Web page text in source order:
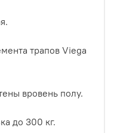
трапов Viega
вровень полу.
до 300 кг.